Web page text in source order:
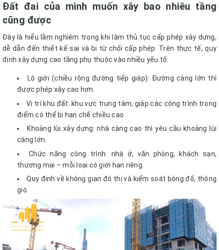
Đất đai của mình muốn xây bao nhiêu tầng
cũng được
Đây là hiểu lầm nghiêm trọng khi làm thủ tục cấp phép xây dựng,
dễ dẫn đến thiết kế sai và bị từ chối cấp phép. Trên thực tế, quy
định xây dựng cao tầng phụ thuộc vào nhiều yếu tố:
Lộ giới (chiều rộng đường tiếp giáp): Đường càng lớn thì
được phép xây cao hơn.
Vị trí khu đất: khu vực trung tâm, giáp các công trình trọng
điểm có thể bị hạn chế chiều cao.
Khoảng lùi xây dựng: nhà càng cao thì yêu cầu khoảng lùi
càng lớn.
Chức năng công trình: nhà ở, văn phòng, khách sạn,
thương mại – mỗi loại có giới hạn riêng.
Quy định về không gian đô thị và kiểm soát bóng đổ, thông
gió.